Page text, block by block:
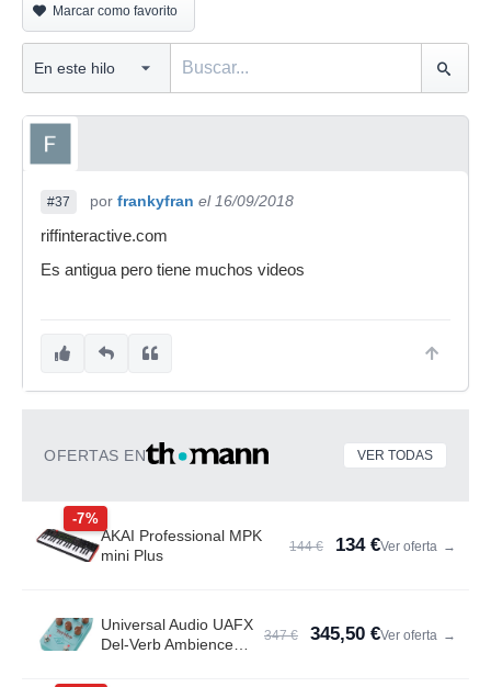
Marcar como favorito
#37 por frankyfran el 16/09/2018
riffinteractive.com
Es antigua pero tiene muchos videos
OFERTAS EN VER TODAS
-7%
AKAI Professional MPK
mini Plus
144 € 134 €Ver oferta →
Universal Audio UAFX
Del-Verb Ambience
347 € 345,50 €Ver oferta →